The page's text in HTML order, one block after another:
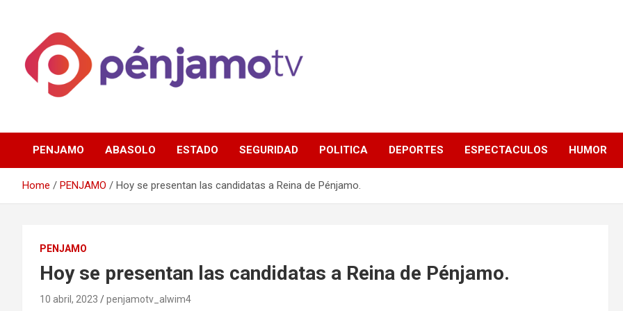
Penjamotv
Gto y la region.
PENJAMO
ABASOLO ESTADO SEGURIDAD POLITICA DEPORTES ESPECTACULOS HUMOR
Home PENJAMO Hoy se presentan las candidatas a Reina de Pénjamo.
PENJAMO
Hoy se presentan las candidatas a Reina de Pénjamo.
10 abril, 2023 penjamotv_alwim4